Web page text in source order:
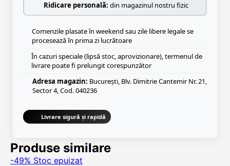
Ridicare personală: din magazinul nostru fizic
Comenzile plasate în weekend sau zile libere legale se
procesează în prima zi lucrătoare
În cazuri speciale (lipsă stoc, aprovizionare), termenul de
livrare poate fi prelungit corespunzător
Adresa magazin: București, Blv. Dimitrie Cantemir Nr. 21,
Sector 4, Cod. 040236
Livrare sigură și rapidă
Produse similare
-49% Stoc epuizat